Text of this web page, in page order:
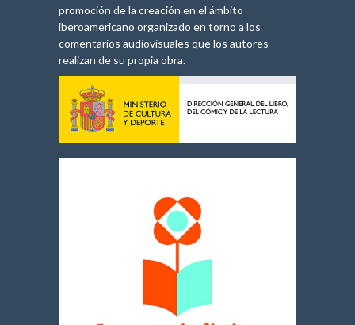
promoción de la creación en el ámbito
iberoamericano organizado en torno a los
comentarios audiovisuales que los autores
realizan de su propia obra.